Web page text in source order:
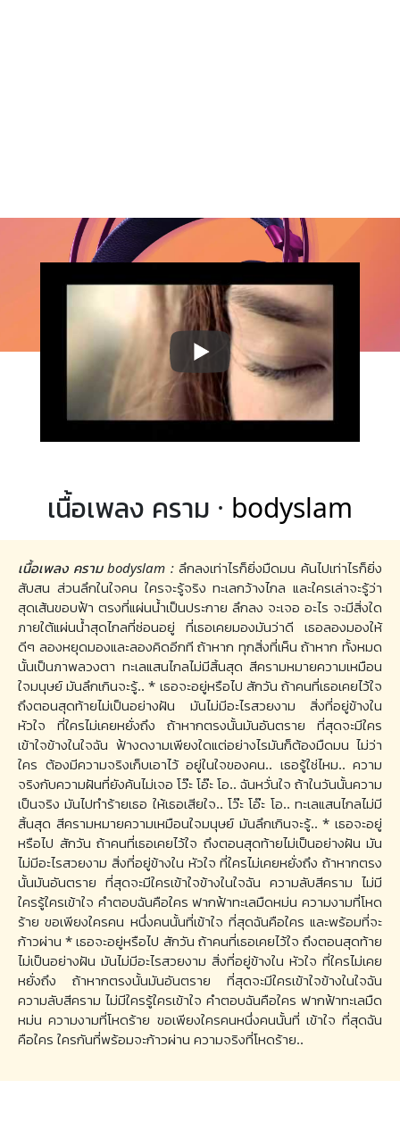
เนื้อเพลง คราม · bodyslam
เนื้อเพลง คราม bodyslam :ลึกลงเท่าไรก็ยิ่งมืดมน ค้นไปเท่าไรก็ยิ่ง
สับสน ส่วนลึกในใจคน ใครจะรู้จริง ทะเลกว้างไกล และใครเล่าจะรู้ว่า
สุดเส้นขอบฟ้า ตรงที่แผ่นน้ำเป็นประกาย ลึกลง จะเจอ อะไร จะมีสิ่งใด
ภายใต้แผ่นน้ำสุดไกลที่ซ่อนอยู่ ที่เธอเคยมองมันว่าดี เธอลองมองให้
ดีๆ ลองหยุดมองและลองคิดอีกที ถ้าหาก ทุกสิ่งที่เห็น ถ้าหาก ทั้งหมด
นั้นเป็นภาพลวงตา ทะเลแสนไกลไม่มีสิ้นสุด สีครามหมายความเหมือน
ใจมนุษย์ มันลึกเกินจะรู้.. * เธอจะอยู่หรือไป สักวัน ถ้าคนที่เธอเคยไว้ใจ
ถึงตอนสุดท้ายไม่เป็นอย่างฝัน มันไม่มีอะไรสวยงาม สิ่งที่อยู่ข้างใน
หัวใจ ที่ใครไม่เคยหยั่งถึง ถ้าหากตรงนั้นมันอันตราย ที่สุดจะมีใคร
เข้าใจข้างในใจฉัน ฟ้างดงามเพียงใดแต่อย่างไรมันก็ต้องมืดมน ไม่ว่า
ใคร ต้องมีความจริงเก็บเอาไว้ อยู่ในใจของคน.. เธอรู้ใช่ไหม.. ความ
จริงกับความฝันที่ยังค้นไม่เจอ โว๊ะ โอ๊ะ โอ.. ฉันหวั่นใจ ถ้าในวันนั้นความ
เป็นจริง มันไปทำร้ายเธอ ให้เธอเสียใจ.. โว๊ะ โอ๊ะ โอ.. ทะเลแสนไกลไม่มี
สิ้นสุด สีครามหมายความเหมือนใจมนุษย์ มันลึกเกินจะรู้.. * เธอจะอยู่
หรือไป สักวัน ถ้าคนที่เธอเคยไว้ใจ ถึงตอนสุดท้ายไม่เป็นอย่างฝัน มัน
ไม่มีอะไรสวยงาม สิ่งที่อยู่ข้างใน หัวใจ ที่ใครไม่เคยหยั่งถึง ถ้าหากตรง
นั้นมันอันตราย ที่สุดจะมีใครเข้าใจข้างในใจฉัน ความลับสีคราม ไม่มี
ใครรู้ใครเข้าใจ คำตอบฉันคือใคร ฟากฟ้าทะเลมืดหม่น ความงามที่โหด
ร้าย ขอเพียงใครคน หนึ่งคนนั้นที่เข้าใจ ที่สุดฉันคือใคร และพร้อมที่จะ
ก้าวผ่าน * เธอจะอยู่หรือไป สักวัน ถ้าคนที่เธอเคยไว้ใจ ถึงตอนสุดท้าย
ไม่เป็นอย่างฝัน มันไม่มีอะไรสวยงาม สิ่งที่อยู่ข้างใน หัวใจ ที่ใครไม่เคย
หยั่งถึง ถ้าหากตรงนั้นมันอันตราย ที่สุดจะมีใครเข้าใจข้างในใจฉัน
ความลับสีคราม ไม่มีใครรู้ใครเข้าใจ คำตอบฉันคือใคร ฟากฟ้าทะเลมืด
หม่น ความงามที่โหดร้าย ขอเพียงใครคนหนึ่งคนนั้นที่ เข้าใจ ที่สุดฉัน
คือใคร ใครกันที่พร้อมจะก้าวผ่าน ความจริงที่โหดร้าย..